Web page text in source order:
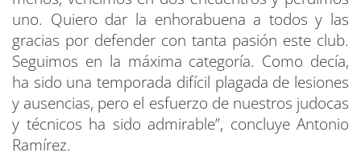
uno. Quiero dar la enhorabuena a todos y las
gracias por defender con tanta pasión este club.
Seguimos en la máxima categoría. Como decía,
ha sido una temporada difícil plagada de lesiones
y ausencias, pero el esfuerzo de nuestros judocas
y técnicos ha sido admirable”, concluye Antonio
Ramírez.